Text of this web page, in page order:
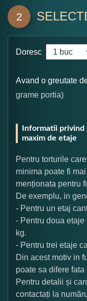
2
Doresc
Avand o greutate
grame portia)
Informatii privind
maxim de etaje
Pentru torturile
minima poate fi
menționata pentru
De exemplu, in
- Pentru un etaj
- Pentru doua
kg.
- Pentru trei etaje
Din acest motiv in
poate sa difere
Pentru detalii și
contactați la